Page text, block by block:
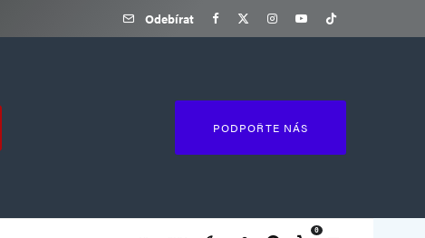
Odebírat
PODPOŘTE NÁS
0